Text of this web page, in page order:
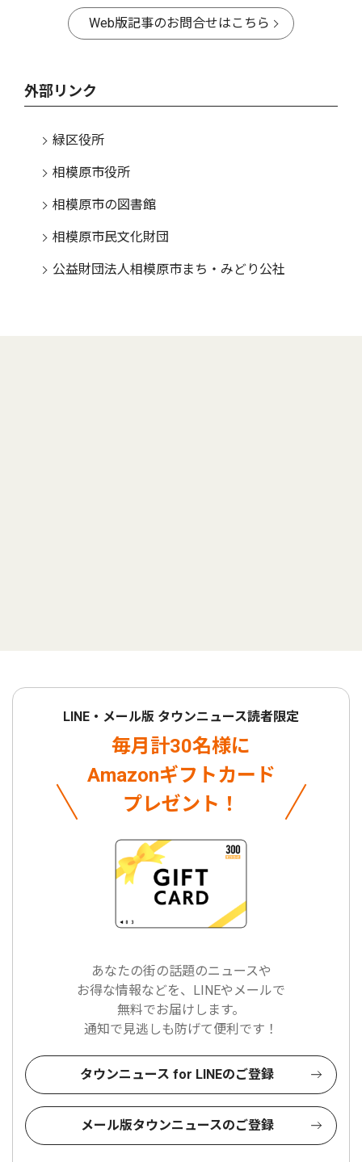
Web版記事のお問合せはこちら
外部リンク
緑区役所
相模原市役所
相模原市の図書館
相模原市民文化財団
公益財団法人相模原市まち・みどり公社
LINE・メール版 タウンニュース読者限定
毎月計30名様に
Amazonギフトカード
プレゼント！
あなたの街の話題のニュースや
お得な情報などを、LINEやメールで
無料でお届けします。
通知で見逃しも防げて便利です！
タウンニュース for LINEのご登録
メール版タウンニュースのご登録